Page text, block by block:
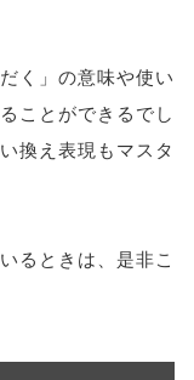
く」の意味や使い
ことができるでし
換え表現もマスタ
るときは、是非こ